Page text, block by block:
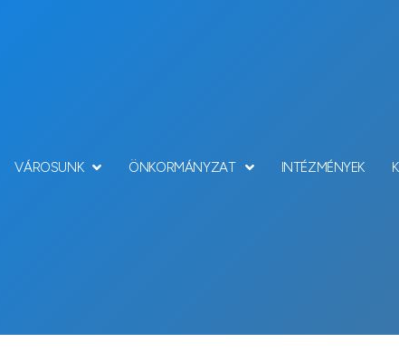
VÁROSUNK ÖNKORMÁNYZAT INTÉZMÉNYEK